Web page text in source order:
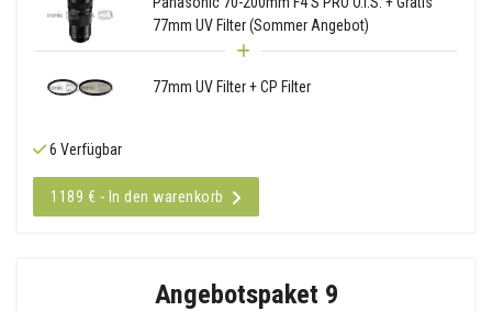
77mm UV Filter (Sommer Angebot)
77mm UV Filter + CP Filter
6 Verfügbar
1189 € - In den warenkorb
Angebotspaket 9